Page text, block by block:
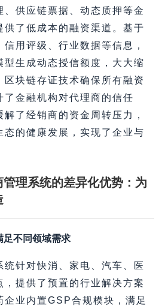
、供应链票据、动态质押等金
供了低成本的融资渠道。基于
用评级、行业数据等信息，
型生成动态授信额度，大大缩
区块链存证技术确保所有融资
了金融机构对代理商的信任
了经销商的资金周转压力，
态的健康发展，实现了企业与
管理系统的差异化优势：为
足不同领域需求
统针对快消、家电、汽车、医
，提供了预置的行业解决方案
企业内置GSP合规模块，满足